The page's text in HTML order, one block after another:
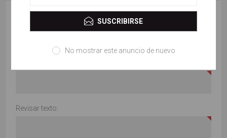
ESCRIBE TU PROPIO COMENTARIO
Revisar texto:
SUSCRIBIRSE
No mostrar este anuncio de nuevo